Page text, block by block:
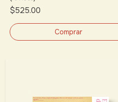
$525.00